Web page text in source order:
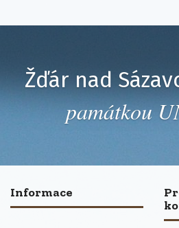
Žďár nad
památkou
Informace